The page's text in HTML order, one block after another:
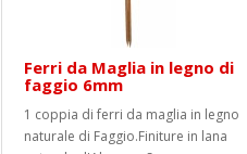
Ferri da Maglia in legno di
faggio 6mm
1 coppia di ferri da maglia in legno
naturale di Faggio.Finiture in lana